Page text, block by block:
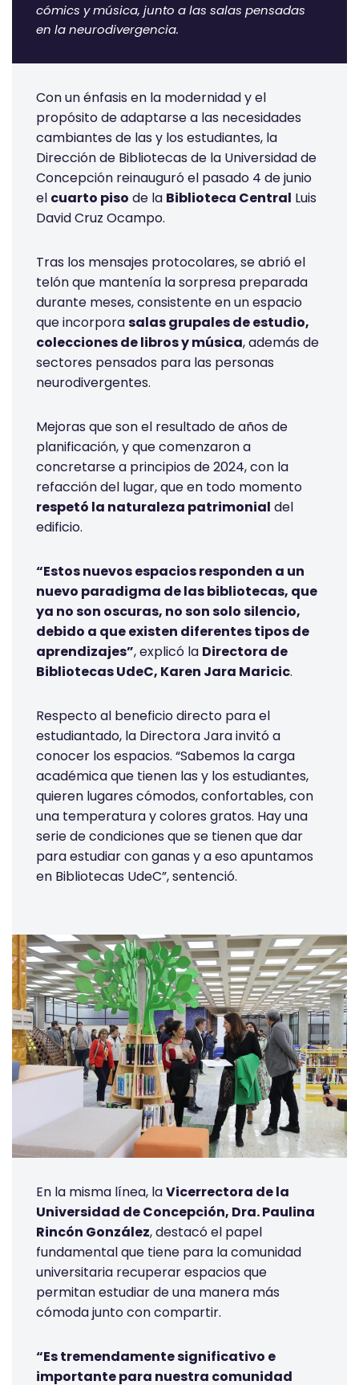
cómics y música, junto a las salas pensadas
en la neurodivergencia.
Con un énfasis en la modernidad y el
propósito de adaptarse a las necesidades
cambiantes de las y los estudiantes, la
Dirección de Bibliotecas de la Universidad de
Concepción reinauguró el pasado 4 de junio
el cuarto piso de la Biblioteca Central Luis
David Cruz Ocampo.
Tras los mensajes protocolares, se abrió el
telón que mantenía la sorpresa preparada
durante meses, consistente en un espacio
que incorporasalas grupales de estudio,
colecciones de libros y música, además de
sectores pensados para las personas
neurodivergentes.
Mejoras que son el resultado de años de
planificación, y que comenzaron a
concretarse a principios de 2024, con la
refacción del lugar, que en todo momento
respetó la naturaleza patrimonial del
edificio.
“Estos nuevos espacios responden a un
nuevo paradigma de las bibliotecas, que
ya no son oscuras, no son solo silencio,
debido a que existen diferentes tipos de
aprendizajes”, explicó la Directora de
Bibliotecas UdeC, Karen Jara Maricic.
Respecto al beneficio directo para el
estudiantado, la Directora Jara invitó a
conocer los espacios. “Sabemos la carga
académica que tienen las y los estudiantes,
quieren lugares cómodos, confortables, con
una temperatura y colores gratos. Hay una
serie de condiciones que se tienen que dar
para estudiar con ganas y a eso apuntamos
en Bibliotecas UdeC”, sentenció.
En la misma línea, laVicerrectora de la
Universidad de Concepción, Dra. Paulina
Rincón González, destacó el papel
fundamental que tiene para la comunidad
universitaria recuperar espacios que
permitan estudiar de una manera más
cómoda junto con compartir.
“Es tremendamente significativo e
importante para nuestra comunidad